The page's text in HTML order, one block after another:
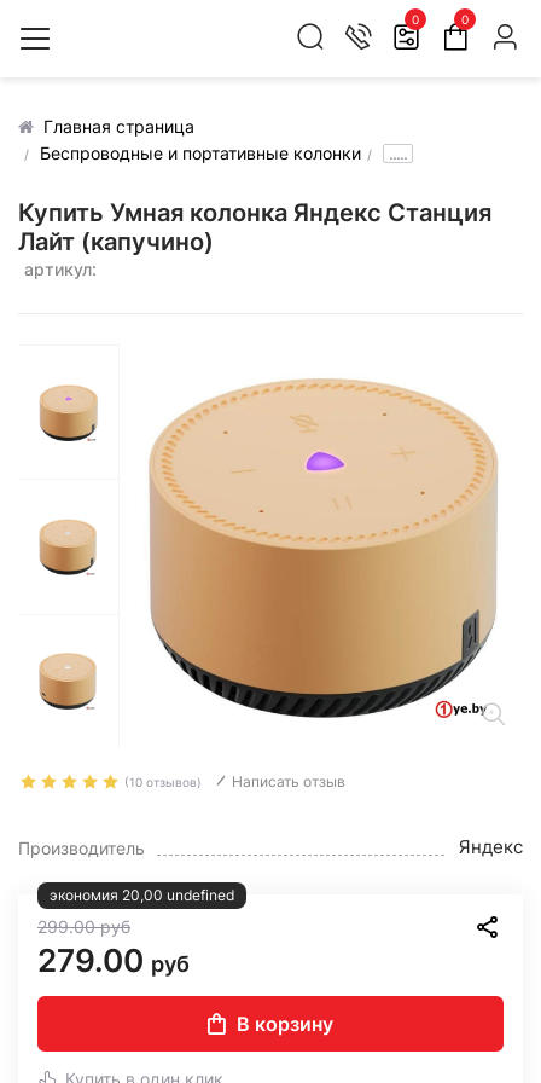
0 0
Главная страница
Беспроводные и портативные колонки
.....
Купить Умная колонка Яндекс Станция
Лайт (капучино)
артикул:
(10 отзывов) Написать отзыв
Производитель Яндекс
экономия 20,00 undefined
299.00руб
279.00 руб
В корзину
Купить в один клик